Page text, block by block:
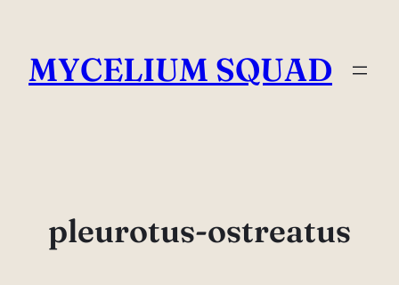
contenido
MYCELIUM SQUAD
pleurotus-ostreatus